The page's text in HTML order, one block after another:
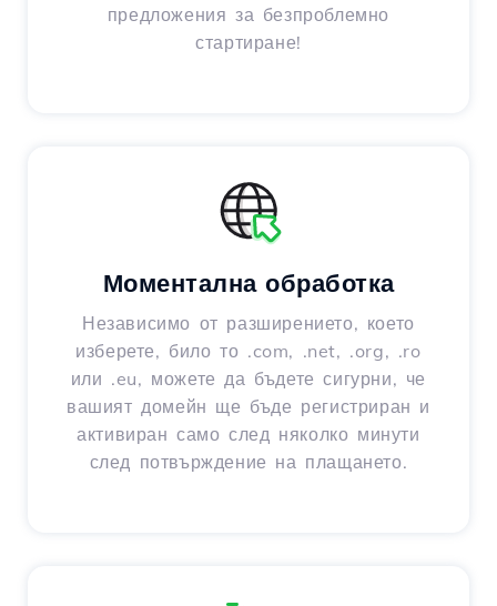
предложения за безпроблемно
стартиране!
Моментална обработка
Независимо от разширението, което
изберете, било то .com, .net, .org, .ro
или .eu, можете да бъдете сигурни, че
вашият домейн ще бъде регистриран и
активиран само след няколко минути
след потвърждение на плащането.